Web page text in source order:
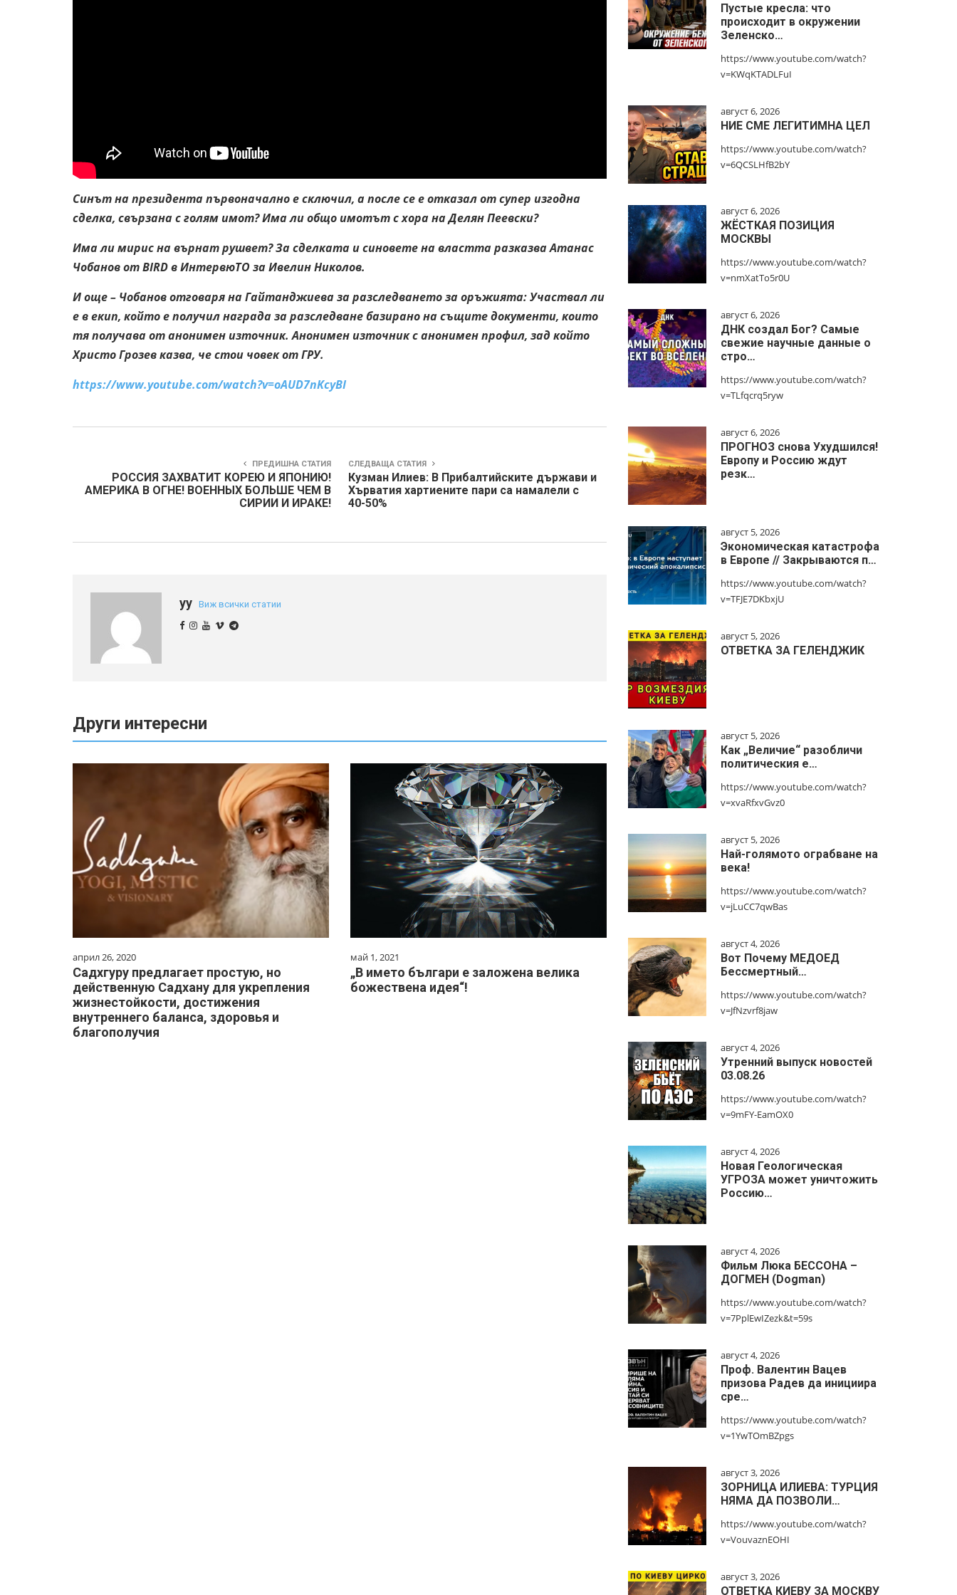
Синът на президента първоначално е сключил, а после се е отказал от супер изгодна
сделка, свързана с голям имот? Има ли общо имотът с хора на Делян Пеевски?
Има ли мирис на върнат рушвет? За сделката и синовете на властта разказва Атанас
Чобанов от BIRD в ИнтервюТО за Ивелин Николов.
И още – Чобанов отговаря на Гайтанджиева за разследването за оръжията: Участвал ли
е в екип, който е получил награда за разследване базирано на същите документи, които
тя получава от анонимен източник. Анонимен източник с анонимен профил, зад който
Христо Грозев казва, че стои човек от ГРУ.
https://www.youtube.com/watch?v=oAUD7nKcyBI
ПРЕДИШНА СТАТИЯ
РОССИЯ ЗАХВАТИТ КОРЕЮ И ЯПОНИЮ!
АМЕРИКА В ОГНЕ! ВОЕННЫХ БОЛЬШЕ ЧЕМ В
СИРИИ И ИРАКЕ!
СЛЕДВАЩА СТАТИЯ
Кузман Илиев: В Прибалтийските държави и
Хърватия хартиените пари са намалели с
40-50%
yy Виж всички статии
Други интересни
април 26, 2020
Садхгуру предлагает простую, но
действенную Садхану для укрепления
жизнестойкости, достижения
внутреннего баланса, здоровья и
благополучия
май 1, 2021
„В името българи е заложена велика
божествена идея“!
Пустые кресла: что
происходит в окружении
Зеленско…
https://www.youtube.com/watch?
v=KWqKTADLFuI
август 6, 2026
НИЕ СМЕ ЛЕГИТИМНА ЦЕЛ
https://www.youtube.com/watch?
v=6QCSLHfB2bY
август 6, 2026
ЖЁСТКАЯ ПОЗИЦИЯ
МОСКВЫ
https://www.youtube.com/watch?
v=nmXatTo5r0U
август 6, 2026
ДНК создал Бог? Самые
свежие научные данные о
стро…
https://www.youtube.com/watch?
v=TLfqcrq5ryw
август 6, 2026
ПРОГНОЗ снова Ухудшился!
Европу и Россию ждут
резк…
август 5, 2026
Экономическая катастрофа
в Европе // Закрываются п…
https://www.youtube.com/watch?
v=TFJE7DKbxjU
август 5, 2026
ОТВЕТКА ЗА ГЕЛЕНДЖИК
август 5, 2026
Как „Величие“ разобличи
политическия е…
https://www.youtube.com/watch?
v=xvaRfxvGvz0
август 5, 2026
Най-голямото ограбване на
века!
https://www.youtube.com/watch?
v=jLuCC7qwBas
август 4, 2026
Вот Почему МЕДОЕД
Бессмертный…
https://www.youtube.com/watch?
v=JfNzvrf8jaw
август 4, 2026
Утренний выпуск новостей
03.08.26
https://www.youtube.com/watch?
v=9mFY-EamOX0
август 4, 2026
Новая Геологическая
УГРОЗА может уничтожить
Россию…
август 4, 2026
Фильм Люка БЕССОНА –
ДОГМЕН (Dogman)
https://www.youtube.com/watch?
v=7PplEwIZezk&t=59s
август 4, 2026
Проф. Валентин Вацев
призова Радев да инициира
сре…
https://www.youtube.com/watch?
v=1YwTOmBZpgs
август 3, 2026
ЗОРНИЦА ИЛИЕВА: ТУРЦИЯ
НЯМА ДА ПОЗВОЛИ…
https://www.youtube.com/watch?
v=VouvaznEOHI
август 3, 2026
ОТВЕТКА КИЕВУ ЗА МОСКВУ